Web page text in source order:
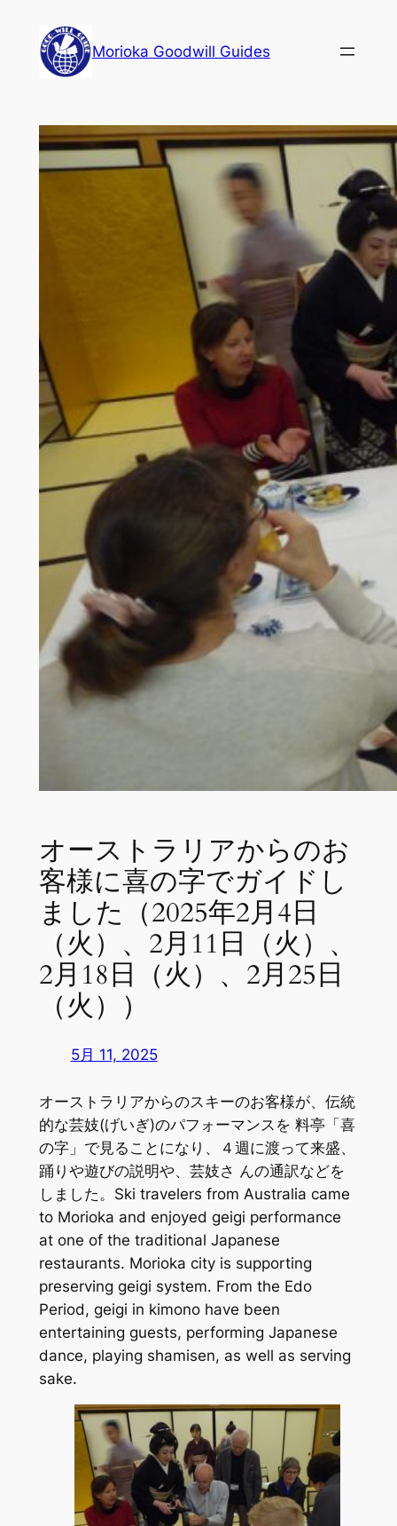
Morioka Goodwill Guides
オーストラリアからのお
客様に喜の字でガイドし
ました（2025年2月4日
（火）、2月11日（火）、
2月18日（火）、2月25日
（火））
5月 11, 2025
オーストラリアからのスキーのお客様が、伝統
的な芸妓(げいぎ)のパフォーマンスを 料亭「喜
の字」で見ることになり、４週に渡って来盛、
踊りや遊びの説明や、芸妓さ んの通訳などを
しました。Ski travelers from Australia came
to Morioka and enjoyed geigi performance
at one of the traditional Japanese
restaurants. Morioka city is supporting
preserving geigi system. From the Edo
Period, geigi in kimono have been
entertaining guests, performing Japanese
dance, playing shamisen, as well as serving
sake.